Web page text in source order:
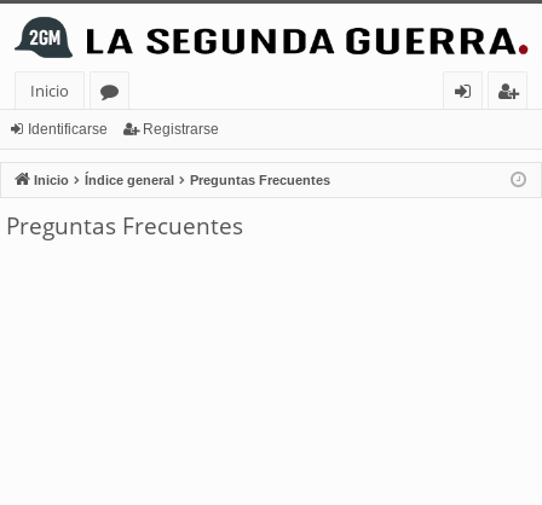
Inicio
or
os
nt
ifi
ist
ra
Identificarse Registrarse
Inicio Índice general Preguntas Frecuentes
Preguntas Frecuentes